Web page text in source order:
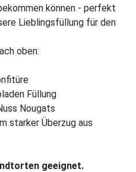
können - perfekt
Lieblingsfüllung für den
oben:
Füllung
Nougats
starker Überzug aus
geeignet.